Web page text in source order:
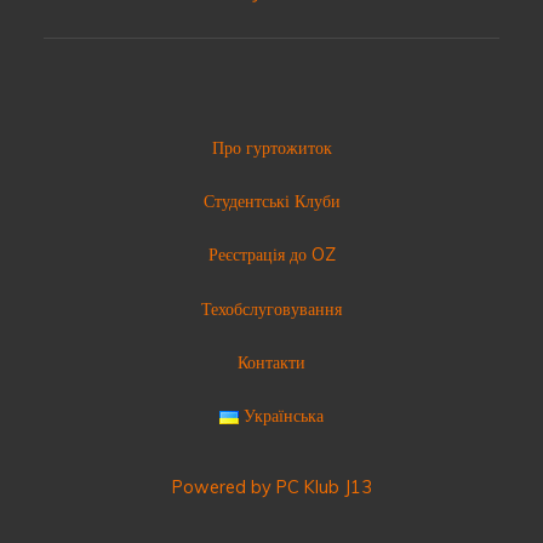
Про гуртожиток
Студентські Клуби
Реєстрація до OZ
Техобслуговування
Контакти
Українська
Powered by PC Klub J13